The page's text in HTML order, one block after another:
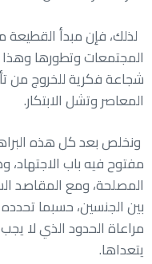
لذلك، فإن مبدأ
المجتمعات وتطورها
شجاعة فكرية للخروج من
المعاصر وتشل الابتكار.
ونخلص بعد كل هذه
مفتوح فيه باب الاجتهاد،
المصلحة، ومع المقاصد
بين الجنسين، حسبما
مراعاة الحدود الذي لا
يتعداها.